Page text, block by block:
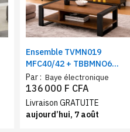
Ensemble TVMN019
MFC40/42 + TBBMNO6
meuble de salon – Table
téléviseur + table basse
marron/noir
Par : Baye électronique
136 000 F CFA
Livraison GRATUITE
aujourd’hui, 7 août